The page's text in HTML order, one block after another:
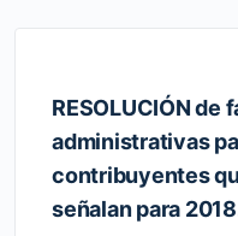
RESOLUCIÓN de
administrativas
contribuyentes
señalan para